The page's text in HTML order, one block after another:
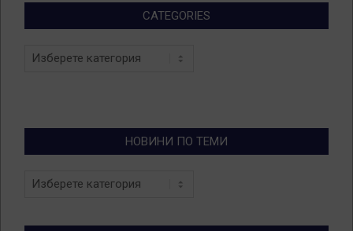
CATEGORIES
Categories
НОВИНИ ПО ТЕМИ
Новини